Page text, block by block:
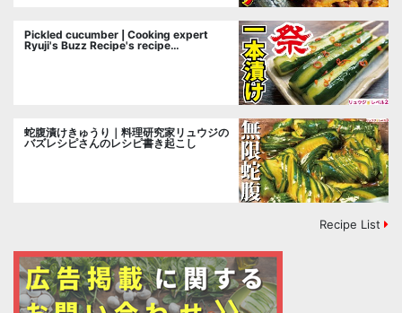
Pickled cucumber | Cooking expert
Ryuji's Buzz Recipe's recipe
蛇腹漬けきゅうり｜料理研究家リュウジの
バズレシピさんのレシピ書き起こし
Recipe List